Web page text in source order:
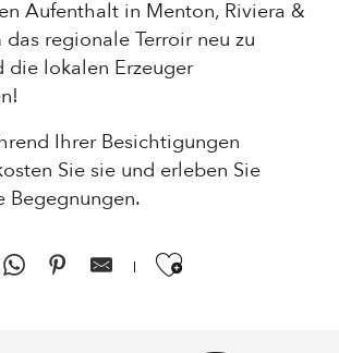
Aufenthalt in Menton, Riviera &
regionale Terroir neu zu
die lokalen Erzeuger
Ihrer Besichtigungen
Sie sie und erleben Sie
Begegnungen.
Ajouter